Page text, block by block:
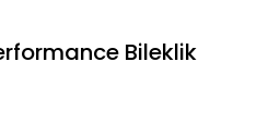
Bileklik